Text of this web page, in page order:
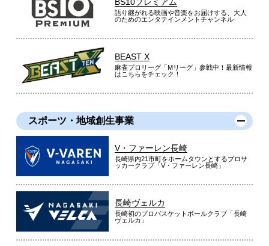
語り継がれる映画や音楽をお届けする、大人
のためのエンタテインメントチャンネル
BEAST X
麻雀プロリーグ「Mリーグ」参戦中！最新情報
はこちらをチェック！
スポーツ・地域創生事業
V・ファーレン長崎
長崎県内21市町をホームタウンとするプロサ
ッカークラブ「V・ファーレン長崎」
長崎ヴェルカ
長崎初のプロバスケットボールクラブ「長崎
ヴェルカ」